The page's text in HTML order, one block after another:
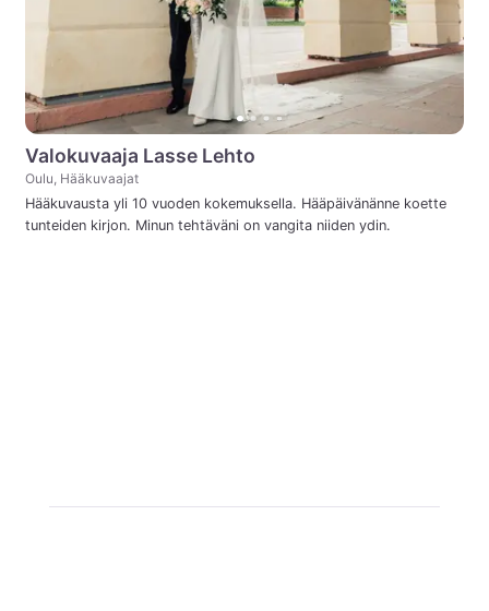
Valokuvaaja Lasse Lehto
Oulu, Hääkuvaajat
Hääkuvausta yli 10 vuoden kokemuksella. Hääpäivänänne koette
tunteiden kirjon. Minun tehtäväni on vangita niiden ydin.